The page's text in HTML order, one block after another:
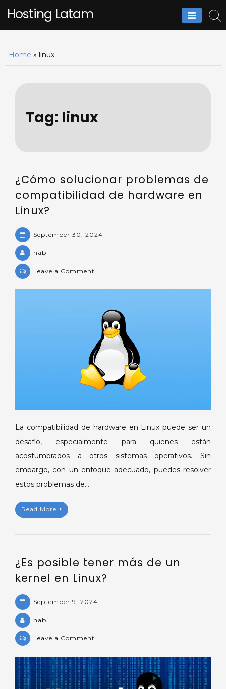
Hosting Latam
Home » linux
Tag: linux
¿Cómo solucionar problemas de
compatibilidad de hardware en
Linux?
September 30, 2024
habi
Leave a Comment
de
compatibilidad
de
hardware
en
Linux?
La compatibilidad de hardware en Linux puede ser un
desafío, especialmente para quienes están
acostumbrados a otros sistemas operativos. Sin
embargo, con un enfoque adecuado, puedes resolver
estos problemas de…
Read More
¿Es posible tener más de un
kernel en Linux?
September 9, 2024
habi
Leave a Comment
posible
tener
más